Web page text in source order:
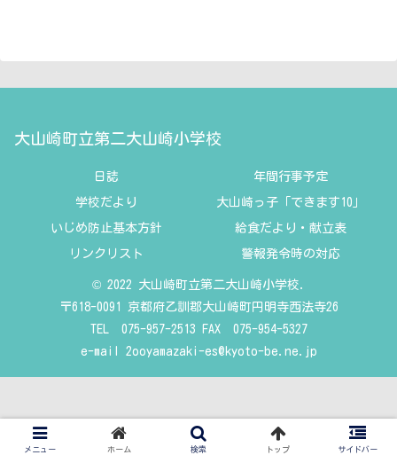
大山崎町立第二大山崎小学校
日誌 年間行事予定
学校だより 大山崎っ子「できます10」
いじめ防止基本方針 給食だより・献立表
リンクリスト 警報発令時の対応
© 2022 大山崎町立第二大山崎小学校.
〒618-0091 京都府乙訓郡大山崎町円明寺西法寺26
TEL 075-957-2513 FAX 075-954-5327
e-mail 2ooyamazaki-es@kyoto-be.ne.jp
メニュー ホーム 検索 トップ サイドバー